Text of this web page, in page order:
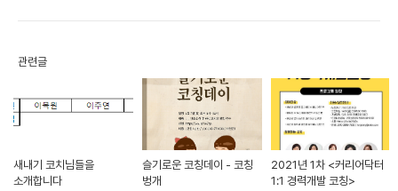
관련글
새내기 코치님들을
소개합니다
슬기로운 코칭데이 - 코칭
벙개
2021년 1차 <커리어닥터
1:1 경력개발 코칭>